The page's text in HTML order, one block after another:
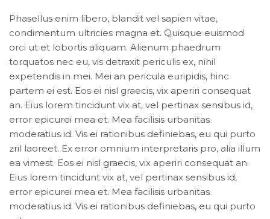
Phasellus enim libero, blandit vel sapien vitae,
condimentum ultricies magna et. Quisque euismod
orci ut et lobortis aliquam. Alienum phaedrum
torquatos nec eu, vis detraxit periculis ex, nihil
expetendis in mei. Mei an pericula euripidis, hinc
partem ei est. Eos ei nisl graecis, vix aperiri consequat
an. Eius lorem tincidunt vix at, vel pertinax sensibus id,
error epicurei mea et. Mea facilisis urbanitas
moderatius id. Vis ei rationibus definiebas, eu qui purto
zril laoreet. Ex error omnium interpretaris pro, alia illum
ea vimest. Eos ei nisl graecis, vix aperiri consequat an.
Eius lorem tincidunt vix at, vel pertinax sensibus id,
error epicurei mea et. Mea facilisis urbanitas
moderatius id. Vis ei rationibus definiebas, eu qui purto